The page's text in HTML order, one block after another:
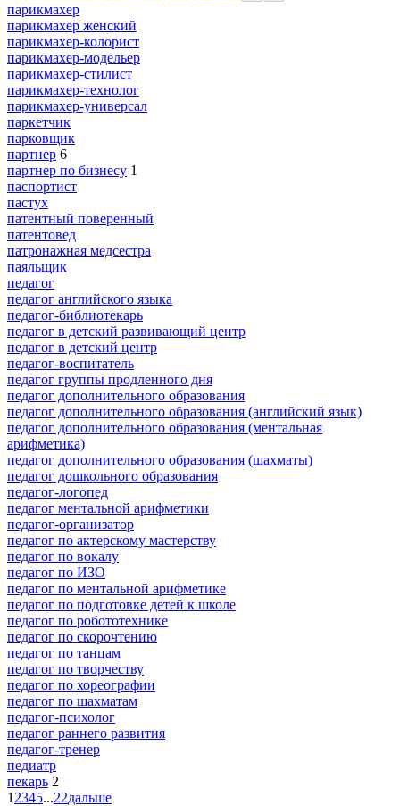
парикмахер
парикмахер женский
парикмахер-колорист
парикмахер-модельер
парикмахер-стилист
парикмахер-технолог
парикмахер-универсал
паркетчик
парковщик
партнер 6
партнер по бизнесу 1
паспортист
пастух
патентный поверенный
патентовед
патронажная медсестра
паяльщик
педагог
педагог английского языка
педагог-библиотекарь
педагог в детский развивающий центр
педагог в детский центр
педагог-воспитатель
педагог группы продленного дня
педагог дополнительного образования
педагог дополнительного образования (английский язык)
педагог дополнительного образования (ментальная
арифметика)
педагог дополнительного образования (шахматы)
педагог дошкольного образования
педагог-логопед
педагог ментальной арифметики
педагог-организатор
педагог по актерскому мастерству
педагог по вокалу
педагог по ИЗО
педагог по ментальной арифметике
педагог по подготовке детей к школе
педагог по робототехнике
педагог по скорочтению
педагог по танцам
педагог по творчеству
педагог по хореографии
педагог по шахматам
педагог-психолог
педагог раннего развития
педагог-тренер
педиатр
пекарь 2
1 2345...22дальше